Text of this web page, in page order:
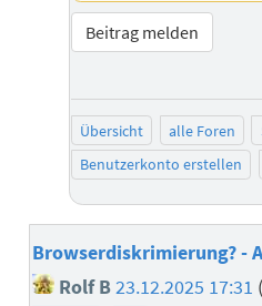
Beitrag melden
Übersicht alle Foren
Benutzerkonto erstellen
Browserdiskrimierung? -
Rolf B23.12.2025 17:31